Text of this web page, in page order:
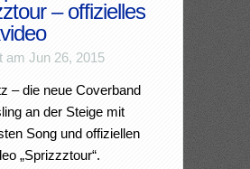
– offizielles
am Jun 26, 2015
– die neue Coverband
an der Steige mit
Song und offiziellen
„Sprizzztour“.